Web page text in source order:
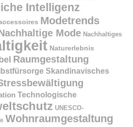
Intelligenz
Modetrends
Mode Nachhaltiges
Naturerlebnis
Raumgestaltung
Skandinavisches
Technologische
UNESCO-
Wohnraumgestaltung